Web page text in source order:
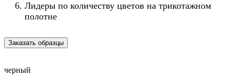
Лидеры по количеству цветов на трикотажном
полотне
Заказать образцы
черный